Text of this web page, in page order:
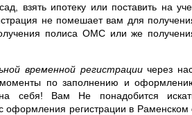
взять ипотеку или поставить на
не помешает вам для
полиса ОМС или же
временной регистрациичерез
по заполнению и
себя! Вам Не понадобится
оформления регистрации в Раменском